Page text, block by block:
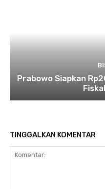
Prabowo Siapkan
TINGGALKAN KOMENTAR